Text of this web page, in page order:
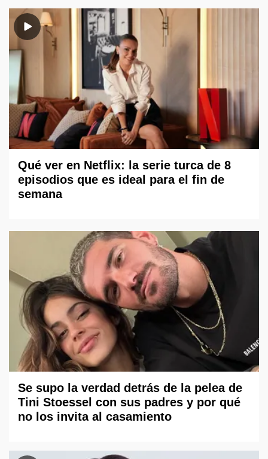
Qué ver en Netflix: la serie turca de 8
episodios que es ideal para el fin de
semana
Se supo la verdad detrás de la pelea de
Tini Stoessel con sus padres y por qué
no los invita al casamiento